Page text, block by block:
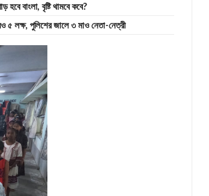
বাংলা, বৃষ্টি থামবে কবে?
৫ লক্ষ, পুলিশের জালে ৩ মাও নেতা-নেত্রী